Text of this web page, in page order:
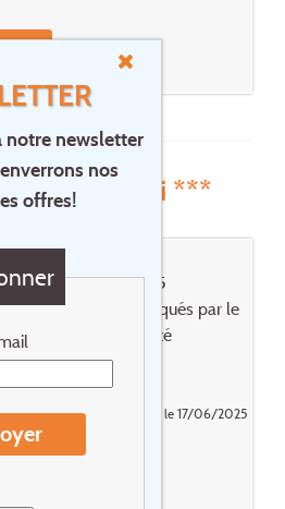
notre newsletter
nos
offres!U Livanti ***
recommander!
un peu élevé ( 15
les prix pratiqués par le
des repas de qualité
Posté par GOFFIN YVES le 17/06/2025